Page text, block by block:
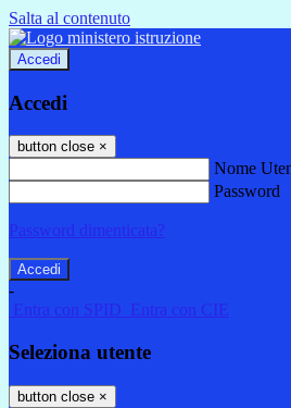
Salta al contenuto
Accedi
Accedi
button close ×
Nome
Password
Password dimenticata?
-
Entra con SPID
Entra con CIE
Seleziona utente
button close ×